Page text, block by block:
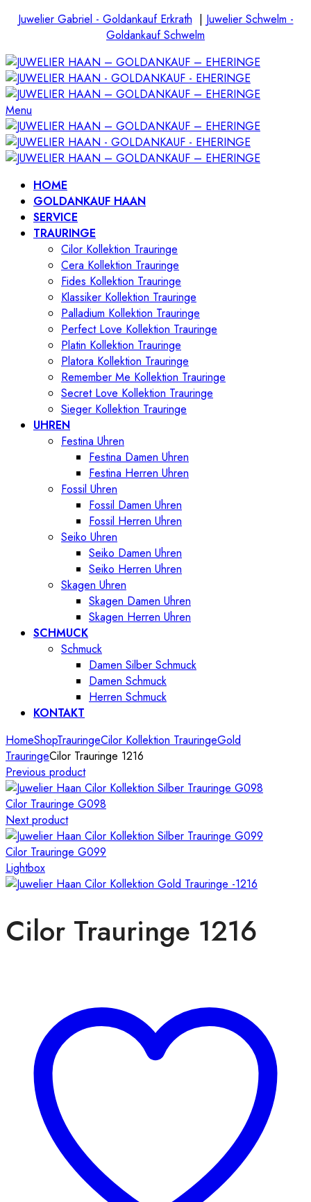
Juwelier Gabriel - Goldankauf Erkrath | Juwelier Schwelm -
Goldankauf Schwelm
Menu
HOME
GOLDANKAUF HAAN
SERVICE
TRAURINGE
Cilor Kollektion Trauringe
Cera Kollektion Trauringe
Fides Kollektion Trauringe
Klassiker Kollektion Trauringe
Palladium Kollektion Trauringe
Perfect Love Kollektion Trauringe
Platin Kollektion Trauringe
Platora Kollektion Trauringe
Remember Me Kollektion Trauringe
Secret Love Kollektion Trauringe
Sieger Kollektion Trauringe
UHREN
Festina Uhren
Festina Damen Uhren
Festina Herren Uhren
Fossil Uhren
Fossil Damen Uhren
Fossil Herren Uhren
Seiko Uhren
Seiko Damen Uhren
Seiko Herren Uhren
Skagen Uhren
Skagen Damen Uhren
Skagen Herren Uhren
SCHMUCK
Schmuck
Damen Silber Schmuck
Damen Schmuck
Herren Schmuck
KONTAKT
HomeShopTrauringeCilor Kollektion TrauringeGold
TrauringeCilor Trauringe 1216
Previous product
Cilor Trauringe G098
Next product
Cilor Trauringe G099
Lightbox
Cilor Trauringe 1216